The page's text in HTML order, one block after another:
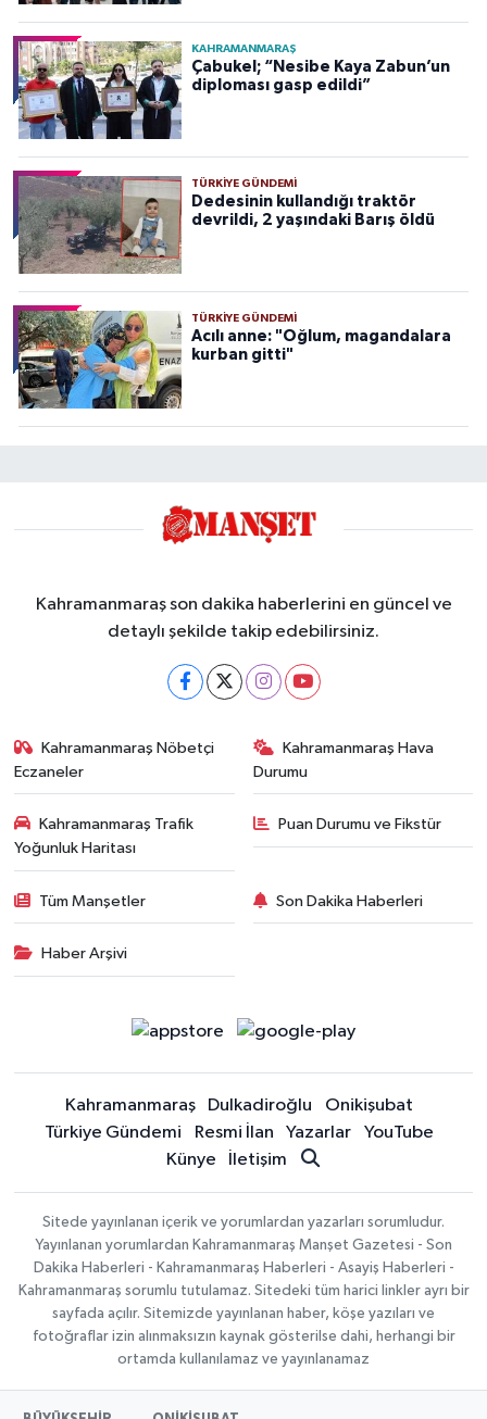
KAHRAMANMARAŞ
Çabukel; “Nesibe Kaya Zabun’un
diploması gasp edildi”
TÜRKIYE GÜNDEMI
Dedesinin kullandığı traktör
devrildi, 2 yaşındaki Barış öldü
TÜRKIYE GÜNDEMI
Acılı anne: "Oğlum, magandalara
kurban gitti"
Kahramanmaraş son dakika haberlerini en güncel ve
detaylı şekilde takip edebilirsiniz.
Kahramanmaraş Nöbetçi
Eczaneler
Kahramanmaraş Hava
Durumu
Kahramanmaraş Trafik
Yoğunluk Haritası
Puan Durumu ve Fikstür
Tüm Manşetler Son Dakika Haberleri
Haber Arşivi
Kahramanmaraş Dulkadiroğlu
Onikişubat
Türkiye Gündemi
Resmi İlan Yazarlar
YouTube
Künye
İletişim
Sitede yayınlanan içerik ve yorumlardan yazarları sorumludur.
Yayınlanan yorumlardan Kahramanmaraş Manşet Gazetesi - Son
Dakika Haberleri - Kahramanmaraş Haberleri - Asayiş Haberleri -
Kahramanmaraş sorumlu tutulamaz. Sitedeki tüm harici linkler ayrı bir
sayfada açılır. Sitemizde yayınlanan haber, köşe yazıları ve
fotoğraflar izin alınmaksızın kaynak gösterilse dahi, herhangi bir
ortamda kullanılamaz ve yayınlanamaz